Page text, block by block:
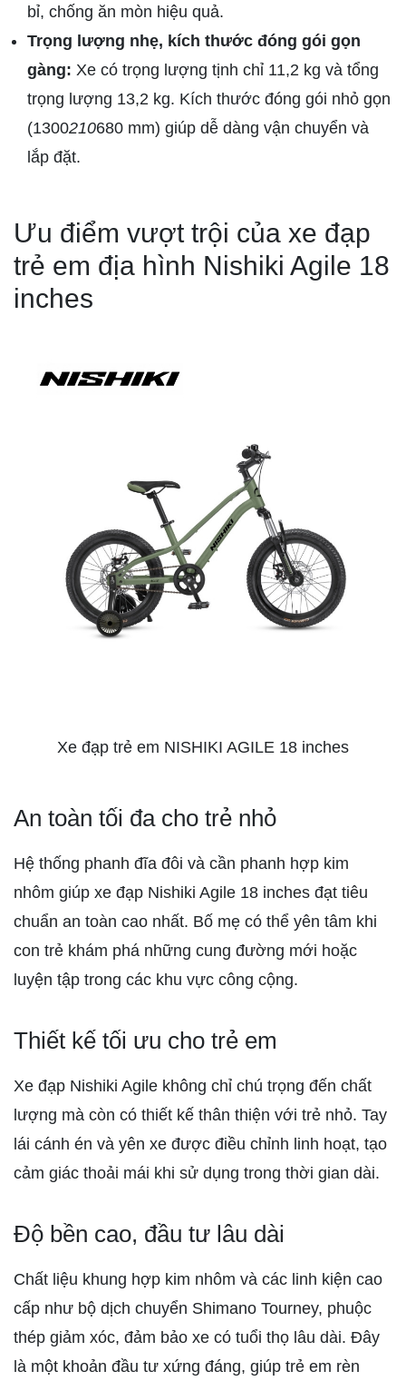
bỉ, chống ăn mòn hiệu quả.
Trọng lượng nhẹ, kích thước đóng gói gọn
gàng: Xe có trọng lượng tịnh chỉ 11,2 kg và tổng
trọng lượng 13,2 kg. Kích thước đóng gói nhỏ gọn
(1300210680 mm) giúp dễ dàng vận chuyển và
lắp đặt.
Ưu điểm vượt trội của xe đạp
trẻ em địa hình Nishiki Agile 18
inches
Xe đạp trẻ em NISHIKI AGILE 18 inches
An toàn tối đa cho trẻ nhỏ
Hệ thống phanh đĩa đôi và cần phanh hợp kim
nhôm giúp xe đạp Nishiki Agile 18 inches đạt tiêu
chuẩn an toàn cao nhất. Bố mẹ có thể yên tâm khi
con trẻ khám phá những cung đường mới hoặc
luyện tập trong các khu vực công cộng.
Thiết kế tối ưu cho trẻ em
Xe đạp Nishiki Agile không chỉ chú trọng đến chất
lượng mà còn có thiết kế thân thiện với trẻ nhỏ. Tay
lái cánh én và yên xe được điều chỉnh linh hoạt, tạo
cảm giác thoải mái khi sử dụng trong thời gian dài.
Độ bền cao, đầu tư lâu dài
Chất liệu khung hợp kim nhôm và các linh kiện cao
cấp như bộ dịch chuyển Shimano Tourney, phuộc
thép giảm xóc, đảm bảo xe có tuổi thọ lâu dài. Đây
là một khoản đầu tư xứng đáng, giúp trẻ em rèn